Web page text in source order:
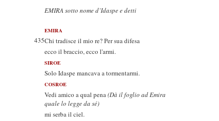
EMIRA sotto nome d’Idaspe e detti
EMIRA
435Chi tradisce il mio re? Per sua difesa
ecco il braccio, ecco l'armi.
SIROE
Solo Idaspe mancava a tormentarmi.
COSROE
Vedi amico a qual pena(Dà il foglio ad Emira
quale lo legge da sé)
mi serba il ciel.